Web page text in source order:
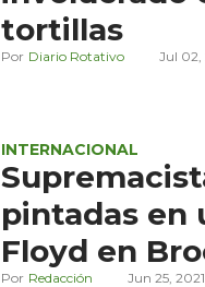
tortillas
Diario Rotativo Jul 02,
INTERNACIONAL
pintadas en
Floyd en
Redacción Jun 25, 2021